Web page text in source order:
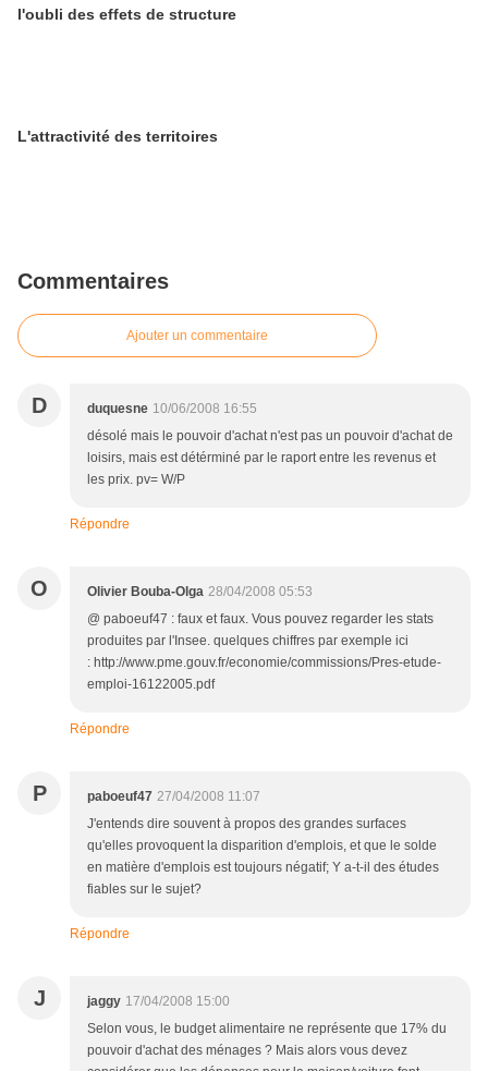
l'oubli des effets de structure
L'attractivité des territoires
Commentaires
Ajouter un commentaire
D duquesne 10/06/2008 16:55
désolé mais le pouvoir d'achat n'est pas un pouvoir d'achat de
loisirs, mais est détérminé par le raport entre les revenus et
les prix. pv= W/P
Répondre
O Olivier Bouba-Olga 28/04/2008 05:53
@ paboeuf47 : faux et faux. Vous pouvez regarder les stats
produites par l'Insee. quelques chiffres par exemple ici
: http://www.pme.gouv.fr/economie/commissions/Pres-etude-
emploi-16122005.pdf
Répondre
P paboeuf47 27/04/2008 11:07
J'entends dire souvent à propos des grandes surfaces
qu'elles provoquent la disparition d'emplois, et que le solde
en matière d'emplois est toujours négatif; Y a-t-il des études
fiables sur le sujet?
Répondre
J jaggy 17/04/2008 15:00
Selon vous, le budget alimentaire ne représente que 17% du
pouvoir d'achat des ménages ? Mais alors vous devez